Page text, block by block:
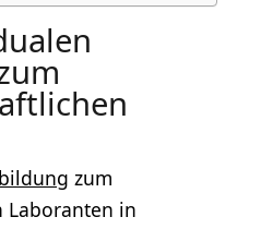
zum
Laboranten in